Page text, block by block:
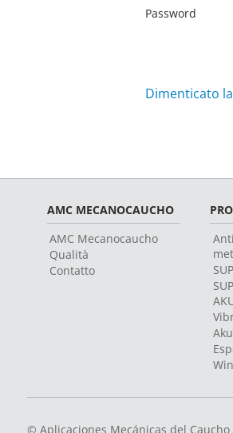
Password
Dimenticato
AMC MECANOCAUCHO
AMC Mecanocaucho
Qualità
Contatto
© Aplicaciones Mecánicas del